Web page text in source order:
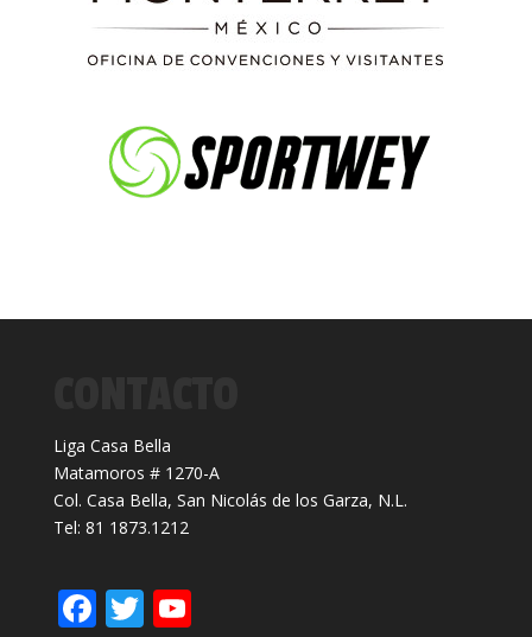
Liga Casa Bella
Matamoros # 1270-A
Col. Casa Bella, San Nicolás de los Garza, N.L.
Tel: 81 1873.1212
F T Y